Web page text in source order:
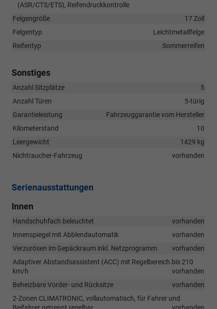
(ASR/CTS/ETS), Reifendruckkontrolle
Felgengröße
17 Zoll
Felgentyp
Leichtmetallfelge
Reifentyp
Sommerreifen
Sonstiges
Anzahl Sitzplätze
5
Anzahl Türen
5-türig
Garantieleistung
Fahrzeuggarantie vom Hersteller
Kilometerstand
10
Leergewicht
1429 kg
Nichtraucher-Fahrzeug
vorhanden
Serienausstattungen
Innen
Handschuhfach beleuchtet
vorhanden
Innenspiegel mit Abblendautomatik
vorhanden
Verzurösen im Gepäckraum inkl. Netzprogramm
vorhanden
Adaptiver Abstandsassistent (ACC) mit Regelbereich bis 210
km/h
vorhanden
Beheizbare Vorder- und Rücksitze
vorhanden
2-Zonen CLIMATRONIC, vollautomatisch, für Fahrer und
Beifahrer getrennt regelbar
vorhanden